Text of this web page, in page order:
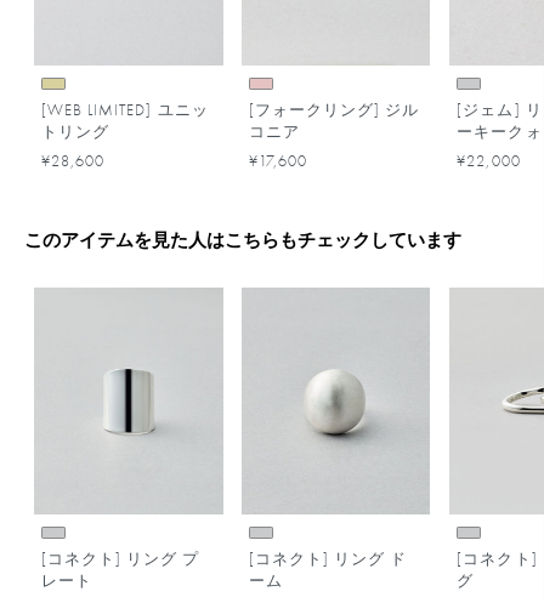
[WEB LIMITED] ユニッ
トリング
¥28,600
[フォークリング] ジル
コニア
¥17,600
[ジェム]
ーキーク
¥22,000
このアイテムを見た人はこちらもチェックしています
[コネクト] リング プ
レート
[コネクト] リング ド
ーム
[コネクト]
グ